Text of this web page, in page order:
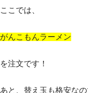
ここでは、
がんこもんラーメン
を注文です！
あと、替え玉も格安な